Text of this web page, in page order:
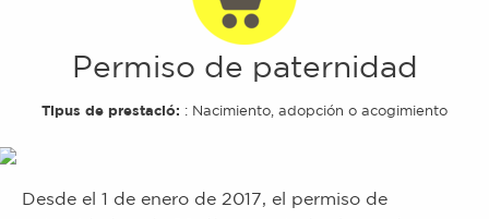
Permiso de paternidad
Tipus de prestació: : Nacimiento, adopción o acogimiento
Desde el 1 de enero de 2017, el permiso de